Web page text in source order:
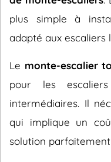
plus simple à
adapté aux escaliers
Le monte-escalier
pour les
intermédiaires. Il
qui implique un
solution parfaitement